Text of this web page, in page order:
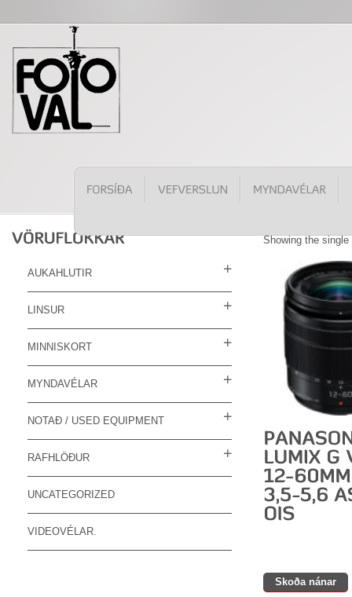
Showing the single
Skoða nánar
AUKAHLUTIR
LINSUR
MINNISKORT
MYNDAVÉLAR
NOTAÐ / USED EQUIPMENT
RAFHLÖÐUR
UNCATEGORIZED
VIDEOVÉLAR.